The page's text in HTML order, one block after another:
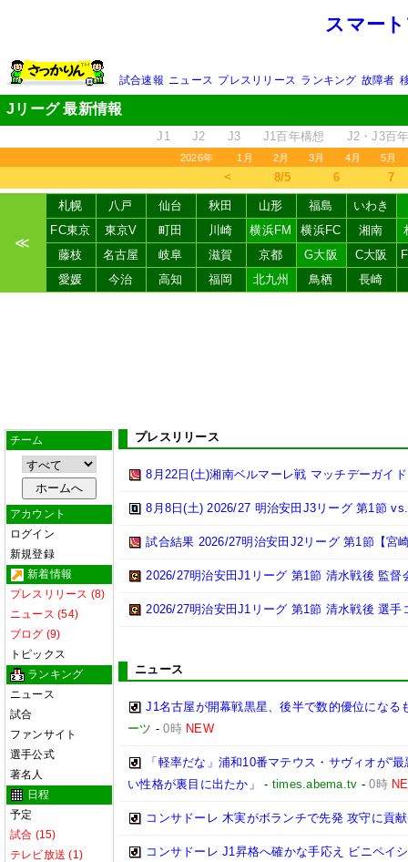
スマー
試合速報 ニュース プレスリリース ランキング 故障者
Jリーグ 最新情報
J1 J2 J3 J1百年構想 J2・J3百
2026年 1月 2月 3月 4月 5月
＜ 8/5 6 7
≪
札幌 八戸 仙台 秋田 山形 福島
いわき
FC東京
東京V 町田 川崎 横浜FM 横浜FC 湘南
藤枝
名古屋 岐阜 滋賀 京都 G大阪 C大阪
愛媛
今治 高知 福岡 北九州 鳥栖 長崎
チーム
アカウント
ログイン
新規登録
新着情報
プレスリリース (8)
ニュース (54)
ブログ (9)
トピックス
ランキング
ニュース
試合
ファンサイト
選手公式
著名人
日程
予定
試合 (15)
テレビ放送 (1)
プレスリリース
8月22日(土)湘南ベルマーレ戦 マッチデーガイド
8月8日(土) 2026/27 明治安田J3リーグ 第1節
試合結果 2026/27明治安田J2リーグ 第1節【宮
2026/27明治安田J1リーグ 第1節 清水戦後 監督
2026/27明治安田J1リーグ 第1節 清水戦後 選手
ニュース
J1名古屋が開幕戦黒星、後半で数的優位にな
ーツ -0時 NEW
「軽率だな」浦和10番マテウス・サヴィオが“
い性格が裏目に出たか」
- times.abema.tv -0時
コンサドーレ 木実がボランチで先発 攻守に貢
コンサドーレ J1昇格へ確かな手応え ビニペイ